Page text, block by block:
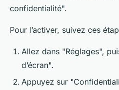
confidentialité".
Pour l’activer, suivez ces
Allez dans "Réglages",
d’écran".
Appuyez sur